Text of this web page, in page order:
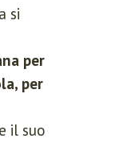
si
per
per
il suo